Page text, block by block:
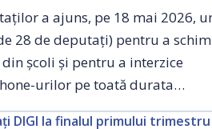
a ajuns, pe 18 mai 2026,
28 de deputați) pentru a
școli și pentru a interzice
urilor pe toată durata…